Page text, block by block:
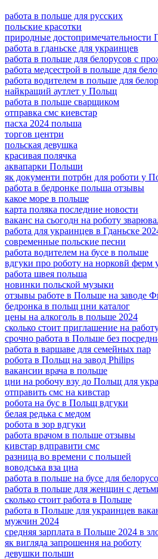
работа в польше для русских
польские красотки
природные достопримечательности
работа в гданьске для украинцев
работа в польше для белорусов с
работа медсестрой в польше для
работа водителем в польше для
найкращий аутлет у Польщ
работа в польше сварщиком
отправка смс киевстар
пасха 2024 польша
торгов центри
польская девушка
красивая полячка
аквапарки Польши
як документи потрбн для роботи у
работа в бедронке польша отзывы
какое море в польше
карта поляка последние новости
ваканс на сьогодн на роботу
работа для украинцев в Гданьске
современные польские песни
работа водителем на бусе в польше
вдгуки про роботу на норковй ферм
работа швея польша
новинки польской музыки
отзывы работе в Польше на заводе
бедронка в польщ цни каталог
цены на алкоголь в польше 2024
сколько стоит приглашение на
срочно работа в Польше без
работа в варшаве для семейных пар
робота в Польщ на завод Philips
вакансии врача в польше
цни на робочу взу до Польщ для
отправить смс на кивстар
робота на бус в Польщ вдгуки
белая редька с медом
робота в зор вдгуки
работа врачом в польше отзывы
кивстар вдправити смс
разница во времени с польшей
воводська вза цна
работа в польше на бусе для
работа в польше для женщин с
сколько стоит работа в Польше
работа в Польше для украинцев
мужчин 2024
средняя зарплата в Польше 2024 в
як вигляда запрошення на роботу
девушки польши